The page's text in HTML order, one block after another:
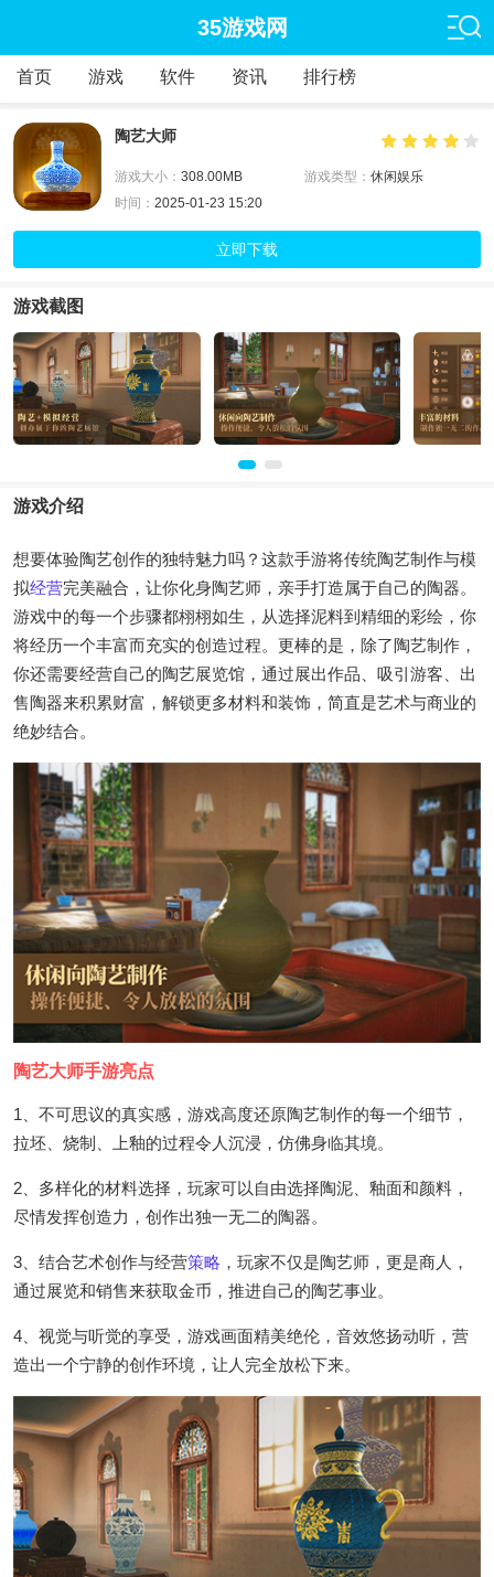
35游戏网
首页 游戏 软件 资讯 排行榜
陶艺大师
游戏大小： 308.00MB 游戏类型： 休闲娱乐
时间： 2025-01-23 15:20
立即下载
游戏截图
游戏介绍
想要体验陶艺创作的独特魅力吗？这款手游将传统陶艺制作与模
拟经营完美融合，让你化身陶艺师，亲手打造属于自己的陶器。
游戏中的每一个步骤都栩栩如生，从选择泥料到精细的彩绘，你
将经历一个丰富而充实的创造过程。更棒的是，除了陶艺制作，
你还需要经营自己的陶艺展览馆，通过展出作品、吸引游客、出
售陶器来积累财富，解锁更多材料和装饰，简直是艺术与商业的
绝妙结合。
陶艺大师手游亮点
1、不可思议的真实感，游戏高度还原陶艺制作的每一个细节，
拉坯、烧制、上釉的过程令人沉浸，仿佛身临其境。
2、多样化的材料选择，玩家可以自由选择陶泥、釉面和颜料，
尽情发挥创造力，创作出独一无二的陶器。
3、结合艺术创作与经营策略 ，玩家不仅是陶艺师，更是商人，
通过展览和销售来获取金币，推进自己的陶艺事业。
4、视觉与听觉的享受，游戏画面精美绝伦，音效悠扬动听，营
造出一个宁静的创作环境，让人完全放松下来。